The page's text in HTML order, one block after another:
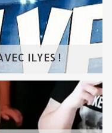
ILYES !